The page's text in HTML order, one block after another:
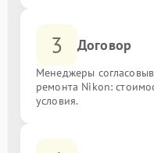
3 Договор
Менеджеры
ремонта Nikon:
условия.